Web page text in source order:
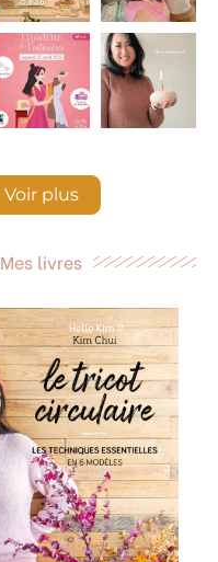
Voir plus
Mes livres